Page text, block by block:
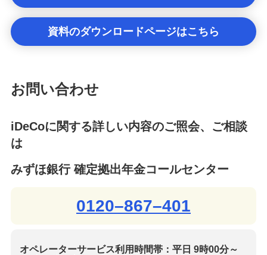
資料のダウンロードページはこちら
お問い合わせ
iDeCoに関する詳しい内容のご照会、ご相談
は
みずほ銀行 確定拠出年金コールセンター
0120–867–401
オペレーターサービス利用時間帯：平日 9時00分～